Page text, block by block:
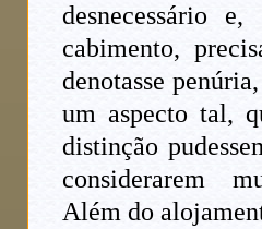
desnecessário
cabimento,
denotasse
um aspecto tal,
distinção
considerarem
Além do